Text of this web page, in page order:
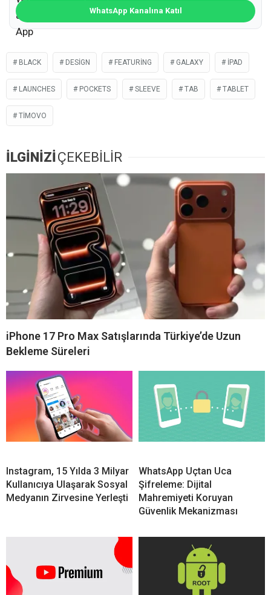
WhatsApp Kanalına Katıl
BLACK DESIGN FEATURING GALAXY İPAD
LAUNCHES POCKETS SLEEVE TAB TABLET
TIMOVO
İLGİNİZİÇEKEBİLİR
iPhone 17 Pro Max Satışlarında Türkiye’de Uzun
Bekleme Süreleri
Instagram, 15 Yılda 3 Milyar
Kullanıcıya Ulaşarak Sosyal
Medyanın Zirvesine Yerleşti
WhatsApp Uçtan Uca
Şifreleme: Dijital
Mahremiyeti Koruyan
Güvenlik Mekanizması